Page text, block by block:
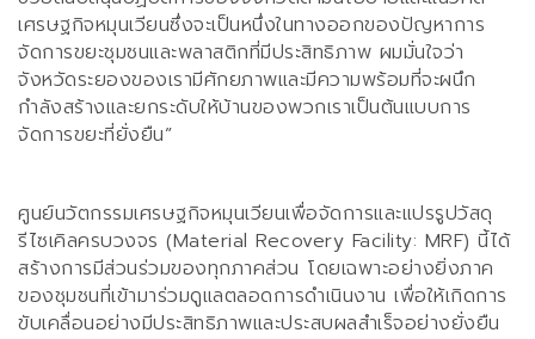
เศรษฐกิจหมุนเวียนซึ่งจะเป็นหนึ่งในทางออกของปัญหาการ
จัดการขยะชุมชนและพลาสติกที่มีประสิทธิภาพ ผมมั่นใจว่า
จังหวัดระยองของเรามีศักยภาพและมีความพร้อมที่จะผนึก
กำลังสร้างและยกระดับให้บ้านของพวกเราเป็นต้นแบบการ
จัดการขยะที่ยั่งยืน”
ศูนย์นวัตกรรมเศรษฐกิจหมุนเวียนเพื่อจัดการและแปรรูปวัสดุ
รีไซเคิลครบวงจร (Material Recovery Facility: MRF) นี้ได้
สร้างการมีส่วนร่วมของทุกภาคส่วน โดยเฉพาะอย่างยิ่งภาค
ของชุมชนที่เข้ามาร่วมดูแลตลอดการดำเนินงาน เพื่อให้เกิดการ
ขับเคลื่อนอย่างมีประสิทธิภาพและประสบผลสำเร็จอย่างยั่งยืน